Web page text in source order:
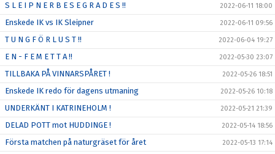
S L E I P N E R B E S E G R A D E S !! 2022-06-11 18:00
Enskede IK vs IK Sleipner 2022-06-11 09:56
T U N G F Ö R L U S T !! 2022-06-04 19:27
E N - F E M E T T A !! 2022-05-30 23:07
TILLBAKA PÅ VINNARSPÅRET ! 2022-05-26 18:51
Enskede IK redo för dagens utmaning 2022-05-26 10:18
UNDERKÄNT I KATRINEHOLM ! 2022-05-21 21:39
DELAD POTT mot HUDDINGE ! 2022-05-14 18:56
Första matchen på naturgräset för året 2022-05-13 17:14